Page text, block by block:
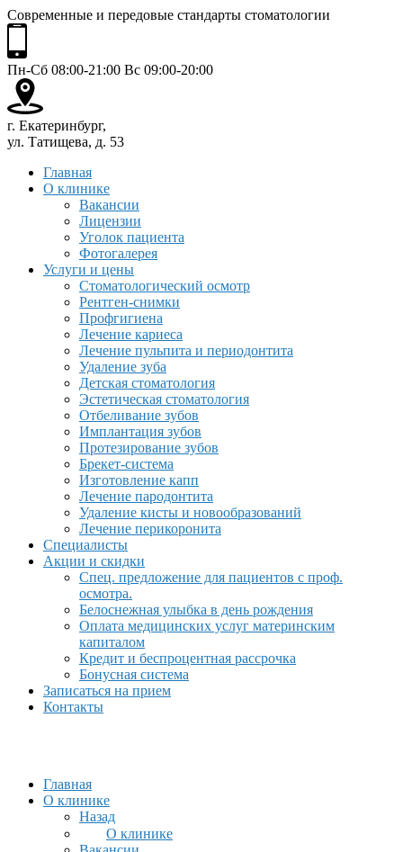
Современные и передовые стандарты стоматологии
Пн-Сб 08:00-21:00 Вс 09:00-20:00
г. Екатеринбург,
ул. Татищева, д. 53
Главная
О клинике
Вакансии
Лицензии
Уголок пациента
Фотогалерея
Услуги и цены
Стоматологический осмотр
Рентген-снимки
Профгигиена
Лечение кариеса
Лечение пульпита и периодонтита
Удаление зуба
Детская стоматология
Эстетическая стоматология
Отбеливание зубов
Имплантация зубов
Протезирование зубов
Брекет-система
Изготовление капп
Лечение пародонтита
Удаление кисты и новообразований
Лечение перикоронита
Специалисты
Акции и скидки
Спец. предложение для пациентов с проф.
осмотра.
Белоснежная улыбка в день рождения
Оплата медицинских услуг материнским
капиталом
Кредит и беспроцентная рассрочка
Бонусная система
Записаться на прием
Контакты
Главная
О клинике
Назад
О клинике